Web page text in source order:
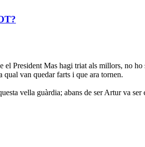
President Mas hagi triat als millors, no
van quedar farts i que ara tornen.
vella guàrdia; abans de ser Artur va